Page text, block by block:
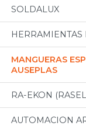
SOLDALUX
HERRAMIENTAS
MANGUERAS
AUSEPLAS
RA-EKON
AUTOMACION